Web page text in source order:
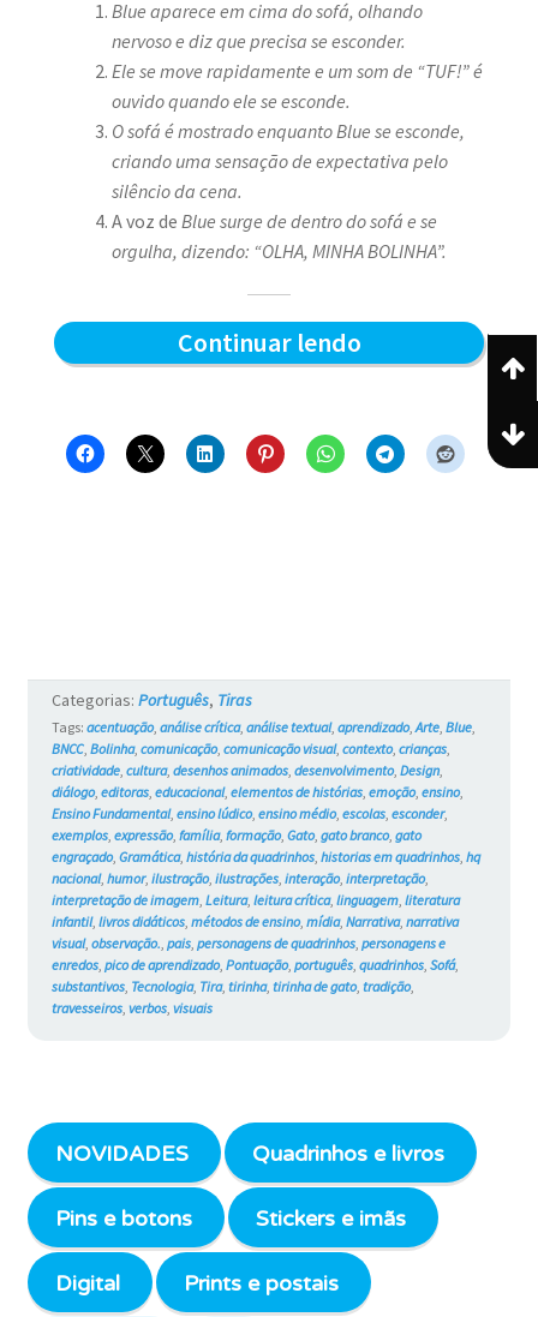
Blue aparece em cima do sofá, olhando
nervoso e diz que precisa se esconder.
Ele se move rapidamente e um som de “TUF!” é
ouvido quando ele se esconde.
O sofá é mostrado enquanto Blue se esconde,
criando uma sensação de expectativa pelo
silêncio da cena.
A voz de Blue surge de dentro do sofá e se
orgulha, dizendo: “OLHA, MINHA BOLINHA”.
Continuar lendoEscondido
–
#743
Categorias: Português, Tiras
Tags: acentuação, análise crítica, análise textual, aprendizado, Arte, Blue,
BNCC, Bolinha, comunicação, comunicação visual, contexto, crianças,
criatividade, cultura, desenhos animados, desenvolvimento, Design,
diálogo, editoras, educacional, elementos de histórias, emoção, ensino,
Ensino Fundamental, ensino lúdico, ensino médio, escolas, esconder,
exemplos, expressão, família, formação, Gato, gato branco, gato
engraçado, Gramática, história da quadrinhos, historias em quadrinhos, hq
nacional, humor, ilustração, ilustrações, interação, interpretação,
interpretação de imagem, Leitura, leitura crítica, linguagem, literatura
infantil, livros didáticos, métodos de ensino, mídia, Narrativa, narrativa
visual, observação. pais, personagens de quadrinhos, personagens e
enredos, pico de aprendizado, Pontuação, português, quadrinhos, Sofá,
substantivos, Tecnologia, Tira, tirinha, tirinha de gato, tradição,
travesseiros, verbos, visuais
NOVIDADES Quadrinhos e livros
Pins e botons Stickers e imãs
Digital Prints e postais